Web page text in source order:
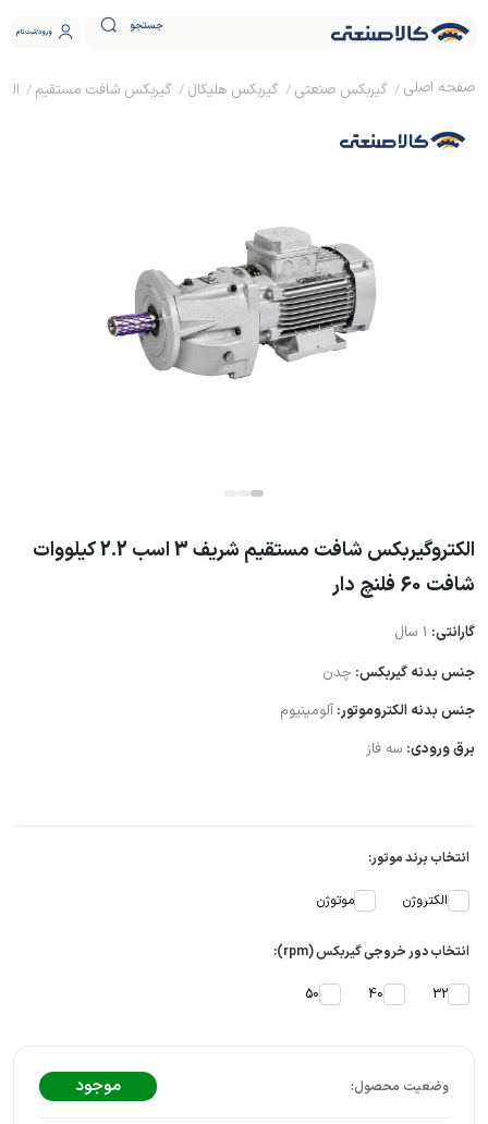
جستجو ورود ثبت نام
گیربکس صنعتی گیربکس هلیکال گیربکس شافت مستقیم
الکتروگیربکس شافت مستقیم شریف 3 اسب 2.2 کیلووات
شافت 60 فلنچ دار
گارانتی: 1 سال
جنس بدنه گیربکس: چدن
جنس بدنه الکتروموتور: آلومینیوم
برق ورودی: سه فاز
انتخاب برند موتور:
الکتروژن موتوژن
انتخاب دور خروجی گیربکس (rpm):
32
40
50
موجود